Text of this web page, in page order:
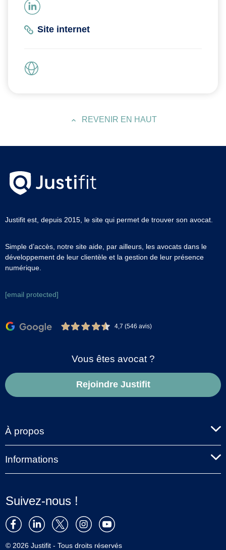
Site internet
REVENIR EN HAUT
Justifit est, depuis 2015, le site qui permet de trouver son avocat.
Simple d’accès, notre site aide, par ailleurs, les avocats dans le
développement de leur clientèle et la gestion de leur présence
numérique.
[email protected]
4,7 (546 avis)
Vous êtes avocat ?
Rejoindre Justifit
À propos
Informations
Suivez-nous !
© 2026 Justifit - Tous droits réservés